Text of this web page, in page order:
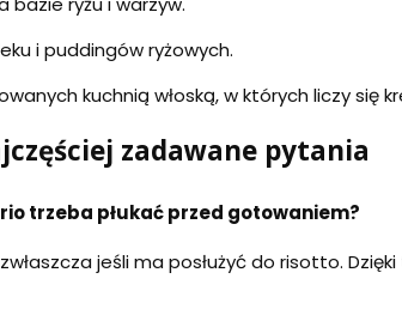
i puddingów ryżowych.
kuchnią włoską, w których liczy się
zadawane pytania
trzeba płukać przed gotowaniem?
jeśli ma posłużyć do risotto.